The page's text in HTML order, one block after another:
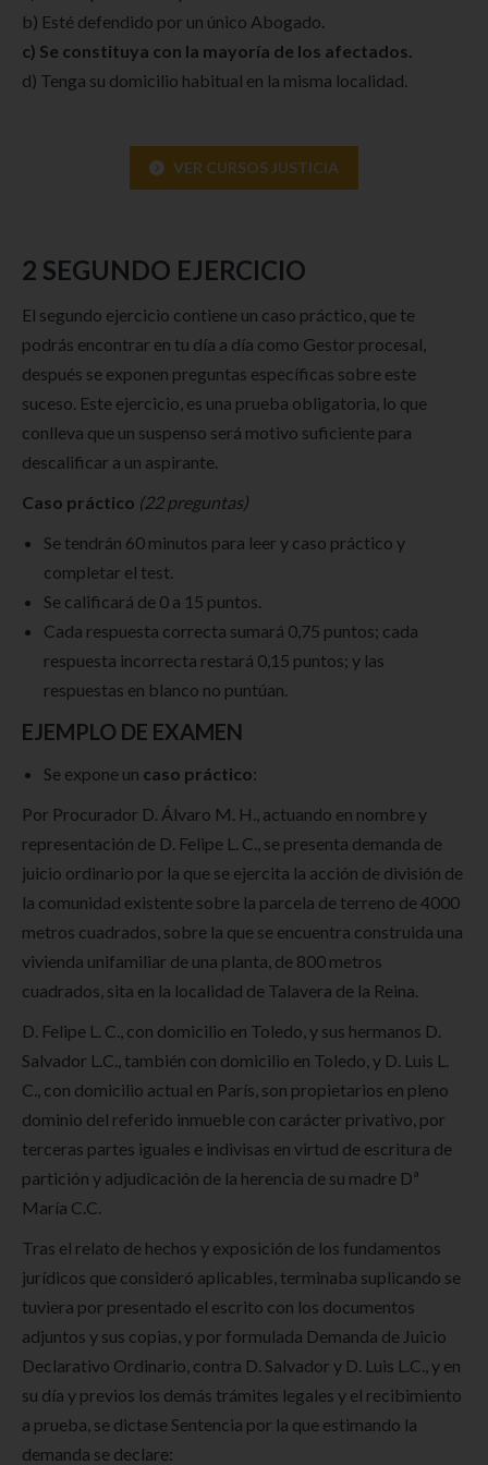
b) Esté defendido por un único Abogado.
c) Se constituya con la mayoría de los afectados.
d) Tenga su domicilio habitual en la misma localidad.
VER CURSOS JUSTICIA
2️ SEGUNDO EJERCICIO
El segundo ejercicio contiene un caso práctico, que te
podrás encontrar en tu día a día como Gestor procesal,
después se exponen preguntas específicas sobre este
suceso. Este ejercicio, es una prueba obligatoria, lo que
conlleva que un suspenso será motivo suficiente para
descalificar a un aspirante.
Caso práctico (22 preguntas)
Se tendrán 60 minutos para leer y caso práctico y
completar el test.
Se calificará de 0 a 15 puntos.
Cada respuesta correcta sumará 0,75 puntos; cada
respuesta incorrecta restará 0,15 puntos; y las
respuestas en blanco no puntúan.
EJEMPLO DE EXAMEN
Se expone un caso práctico:
Por Procurador D. Álvaro M. H., actuando en nombre y
representación de D. Felipe L. C., se presenta demanda de
juicio ordinario por la que se ejercita la acción de división de
la comunidad existente sobre la parcela de terreno de 4000
metros cuadrados, sobre la que se encuentra construida una
vivienda unifamiliar de una planta, de 800 metros
cuadrados, sita en la localidad de Talavera de la Reina.
D. Felipe L. C., con domicilio en Toledo, y sus hermanos D.
Salvador L.C., también con domicilio en Toledo, y D. Luis L.
C., con domicilio actual en París, son propietarios en pleno
dominio del referido inmueble con carácter privativo, por
terceras partes iguales e indivisas en virtud de escritura de
partición y adjudicación de la herencia de su madre Dª
María C.C.
Tras el relato de hechos y exposición de los fundamentos
jurídicos que consideró aplicables, terminaba suplicando se
tuviera por presentado el escrito con los documentos
adjuntos y sus copias, y por formulada Demanda de Juicio
Declarativo Ordinario, contra D. Salvador y D. Luis L.C., y en
su día y previos los demás trámites legales y el recibimiento
a prueba, se dictase Sentencia por la que estimando la
demanda se declare: